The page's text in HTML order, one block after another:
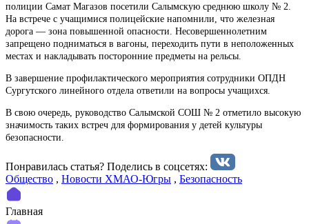
полиции Самат Магазов посетили Салымскую среднюю школу № 2.
На встрече с учащимися полицейские напомнили, что железная
дорога — зона повышенной опасности. Несовершеннолетним
запрещено подниматься в вагоны, переходить пути в неположенных
местах и накладывать посторонние предметы на рельсы.
В завершение профилактического мероприятия сотрудники ОПДН
Сургутского линейного отдела ответили на вопросы учащихся.
В свою очередь, руководство Салымской СОШ № 2 отметило высокую
значимость таких встреч для формирования у детей культуры
безопасности.
Понравилась статья? Поделиcь в соцсетях:
Общество , Новости ХМАО-Югры , Безопасность
Главная